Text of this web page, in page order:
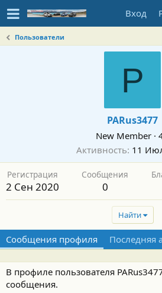
Вход
Пользователи
P
PARus3477
New Member ·
Активность 11
Регистрация
2 Сен 2020
Сообщения
0
Найти
Сообщения профиля Последняя
В профиле пользователя
сообщения.